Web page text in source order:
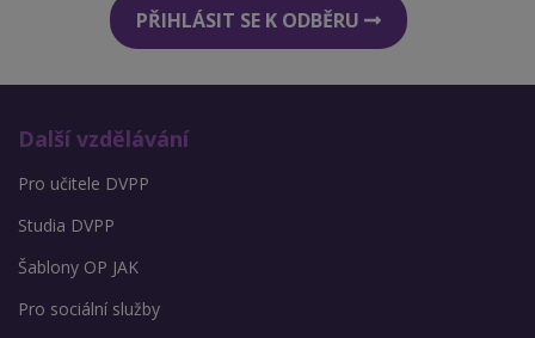
PŘIHLÁSIT SE K ODBĚRU
Další vzdělávání
Pro učitele DVPP
Studia DVPP
Šablony OP JAK
Pro sociální služby